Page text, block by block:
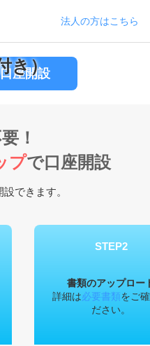
法人の方はこちら
き）
座開設
！
プで口座開設
できます。
STEP2
書類のアップロー
詳細は必要書類をご
ださい。